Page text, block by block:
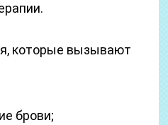
которые вызывают
брови;